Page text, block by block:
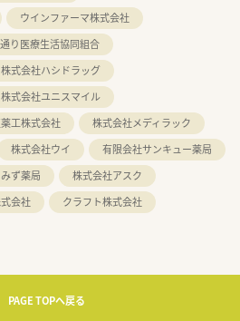
ウインファーマ株式会社
り医療生活協同組合
株式会社ハシドラッグ
株式会社ユニスマイル
工株式会社
株式会社メディラック
株式会社ウイ
有限会社サンキュー薬局
ず薬局
株式会社アスク
会社 クラフト株式会社
PAGE TOPへ戻る